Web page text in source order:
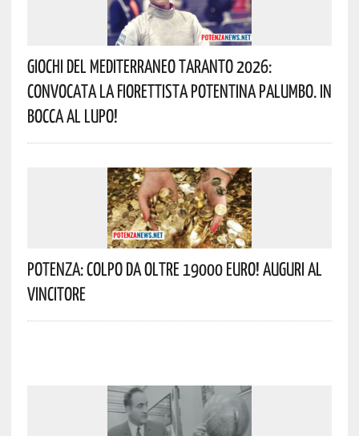
Giochi Del Mediterraneo Taranto 2026:
Convocata La Fiorettista Potentina Palumbo. In
Bocca Al Lupo!
Potenza: Colpo Da Oltre 19000 Euro! Auguri Al
Vincitore